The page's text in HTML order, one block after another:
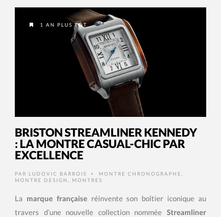
1 AN PLUS TÔT
BRISTON STREAMLINER KENNEDY
: LA MONTRE CASUAL-CHIC PAR
EXCELLENCE
PAR LUDOVIC BARROIS • MONTRE CHRONOGRAPHE
MONTRE DESIGN
MONTRES
La marque françaiseréinvente son boîtier iconique au
travers d’une nouvelle collection nommée Streamliner